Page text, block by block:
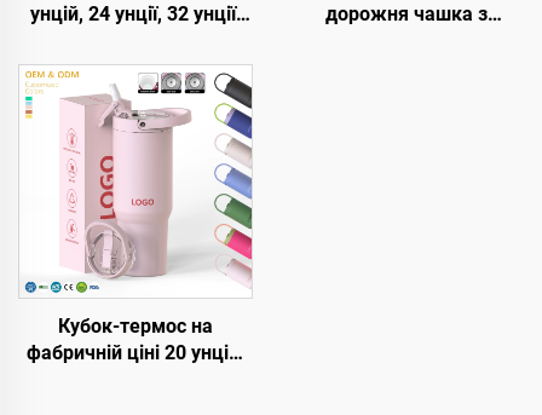
унцій, 24 унції, 32 унції,
соломинкою,
портативний подорожній
келих, вакуумно-
ізольований термос з
ручкою
дорожня чашка з
Кубок-термос на
фабричній ціні 20 унцій,